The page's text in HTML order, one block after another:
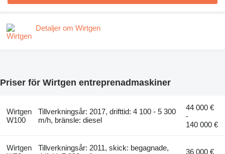
Detaljer om Wirtgen
Priser för Wirtgen entreprenadmaskiner
Wirtgen
W100
Tillverkningsår: 2017, drifttid: 4 100 - 5 300
m/h, bränsle: diesel
44 000 €
-
140 000 €
Wirtgen
Tillverkningsår: 2011, skick: begagnade,
36 000 €